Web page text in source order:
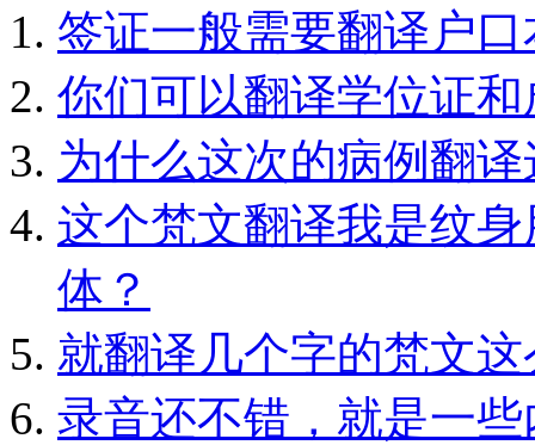
签证一般需要翻译户
你们可以翻译学位证
为什么这次的病例翻
这个梵文翻译我是纹
体？
就翻译几个字的梵文
录音还不错，就是一